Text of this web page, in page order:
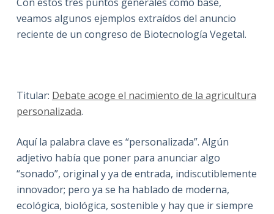
Con estos tres puntos generales como base,
veamos algunos ejemplos extraídos del anuncio
reciente de un congreso de Biotecnología Vegetal.
Titular: Debate acoge el nacimiento de la agricultura
personalizada.
Aquí la palabra clave es “personalizada”. Algún
adjetivo había que poner para anunciar algo
“sonado”, original y ya de entrada, indiscutiblemente
innovador; pero ya se ha hablado de moderna,
ecológica, biológica, sostenible y hay que ir siempre